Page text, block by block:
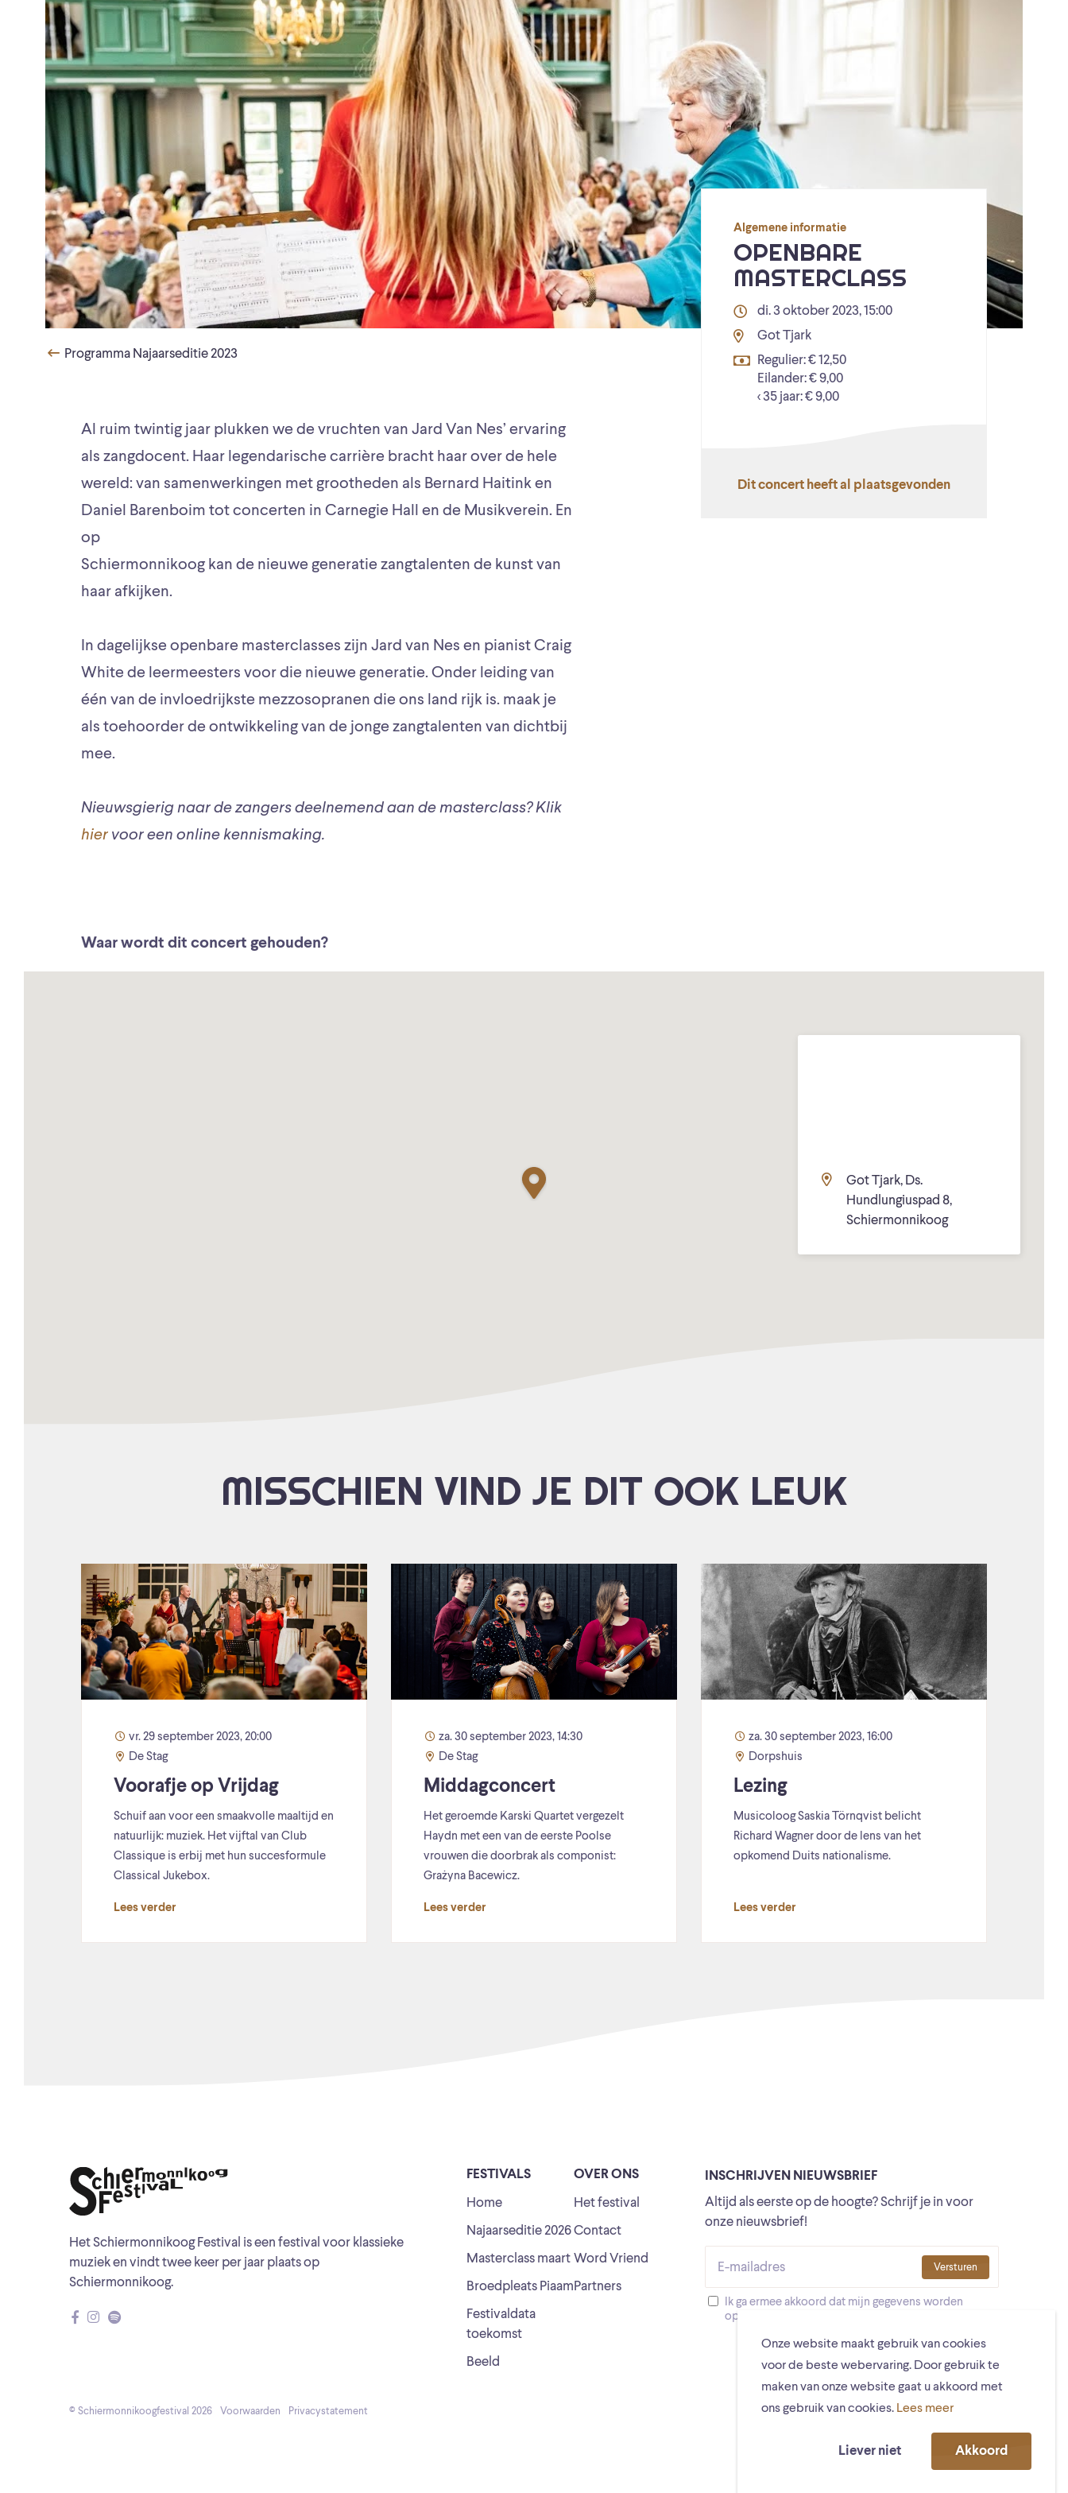
Onze website maakt gebruik van cookies
voor de beste webervaring. Door gebruik te
maken van onze website gaat u akkoord met
ons gebruik van cookies. Lees meer
Liever niet Akkoord
Programma Najaarseditie 2023
Al ruim twintig jaar plukken we de vruchten van Jard Van Nes’ ervaring
als zangdocent. Haar legendarische carrière bracht haar over de hele
wereld: van samenwerkingen met grootheden als Bernard Haitink en
Daniel Barenboim tot concerten in Carnegie Hall en de Musikverein. En
op
Schiermonnikoog kan de nieuwe generatie zangtalenten de kunst van
haar afkijken.
In dagelijkse openbare masterclasses zijn Jard van Nes en pianist Craig
White de leermeesters voor die nieuwe generatie. Onder leiding van
één van de invloedrijkste mezzosopranen die ons land rijk is. maak je
als toehoorder de ontwikkeling van de jonge zangtalenten van dichtbij
mee.
Nieuwsgierig naar de zangers deelnemend aan de masterclass? Klik
hier voor een online kennismaking.
Algemene informatie
OPENBARE
MASTERCLASS
di. 3 oktober 2023, 15:00
Got Tjark
Regulier: € 12,50
Eilander: € 9,00
< 35 jaar: € 9,00
Dit concert heeft al plaatsgevonden
Waar wordt dit concert gehouden?
Got Tjark, Ds.
Hundlungiuspad 8,
Schiermonnikoog
MISSCHIEN VIND JE DIT OOK LEUK
vr. 29 september 2023, 20:00
De Stag
Voorafje op Vrijdag
Schuif aan voor een smaakvolle maaltijd en
natuurlijk: muziek. Het vijftal van Club
Classique is erbij met hun succesformule
Classical Jukebox.
Lees verder
za. 30 september 2023, 14:30
De Stag
Middagconcert
Het geroemde Karski Quartet vergezelt
Haydn met een van de eerste Poolse
vrouwen die doorbrak als componist:
Grażyna Bacewicz.
Lees verder
za. 30 september 2023, 16:00
Dorpshuis
Lezing
Musicoloog Saskia Törnqvist belicht
Richard Wagner door de lens van het
opkomend Duits nationalisme.
Lees verder
Het Schiermonnikoog Festival is een festival voor klassieke
muziek en vindt twee keer per jaar plaats op
Schiermonnikoog.
FESTIVALS
Home
Najaarseditie 2026
Masterclass maart
Broedpleats Piaam
Festivaldata
toekomst
Beeld
OVER ONS
Het festival
Contact
Word Vriend
Partners
INSCHRIJVEN NIEUWSBRIEF
Altijd als eerste op de hoogte? Schrijf je in voor
onze nieuwsbrief!
Ik ga ermee akkoord dat mijn gegevens worden
opgeslagen
Versturen
© Schiermonnikoogfestival 2026 Voorwaarden Privacystatement